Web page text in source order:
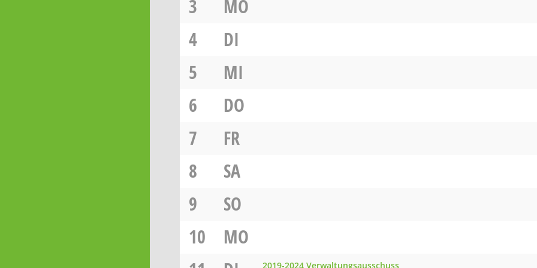
3
MO
4
DI
5
MI
6
DO
7
FR
8
SA
9
SO
10
MO
2019-2024 Verwaltungsausschuss